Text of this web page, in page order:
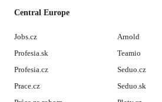
Central Europe
Jobs.cz
Profesia.sk
Profesia.cz
Prace.cz
Arnold
Teamio
Seduo.cz
Seduo.sk